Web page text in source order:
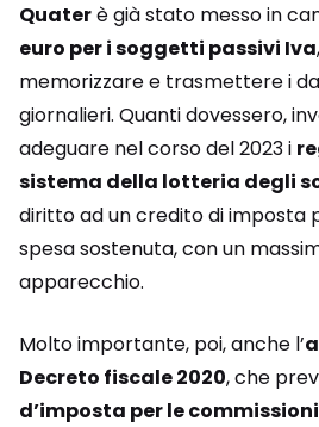
Quaterè già stato messo in
euro per i soggetti passivi Iva
memorizzare e trasmettere i
giornalieri. Quanti dovessero,
adeguare nel corso del 2023 i
sistema della lotteria degli
diritto ad un credito di imposta
spesa sostenuta, con un
apparecchio.
Molto importante, poi, anche l’
Decreto fiscale 2020, che
d’imposta per le commissioni